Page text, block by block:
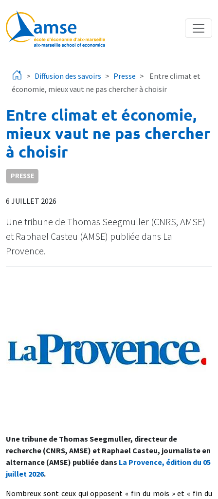
Diffusion des savoirs Presse
Entre climat et
économie, mieux vaut ne pas chercher à choisir
Entre climat et économie,
mieux vaut ne pas chercher
à choisir
PRESSE
6 JUILLET 2026
Une tribune de Thomas Seegmuller (CNRS, AMSE)
et Raphael Casteu (AMSE) publiée dans La
Provence.
Une tribune de Thomas Seegmuller, directeur de
recherche (CNRS, AMSE) et Raphael Casteu, journaliste en
alternance (AMSE) publiée dans La Provence, édition du 05
juillet 2026.
Nombreux sont ceux qui opposent « fin du mois » et « fin du